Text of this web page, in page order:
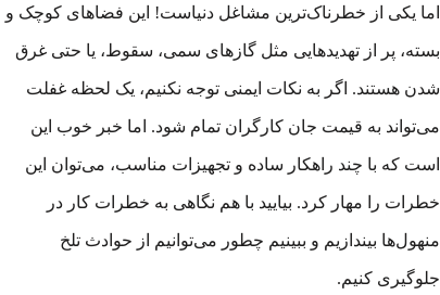
اما یکی از خطرناک‌ترین مشاغل دنیاست! این فضاهای کوچک و
بسته، پر از تهدیدهایی مثل گازهای سمی، سقوط، یا حتی غرق
شدن هستند. اگر به نکات ایمنی توجه نکنیم، یک لحظه غفلت
می‌تواند به قیمت جان کارگران تمام شود. اما خبر خوب این
است که با چند راهکار ساده و تجهیزات مناسب، می‌توان این
خطرات را مهار کرد. بیایید با هم نگاهی به خطرات کار در
منهول‌ها بیندازیم و ببینیم چطور می‌توانیم از حوادث تلخ
جلوگیری کنیم.